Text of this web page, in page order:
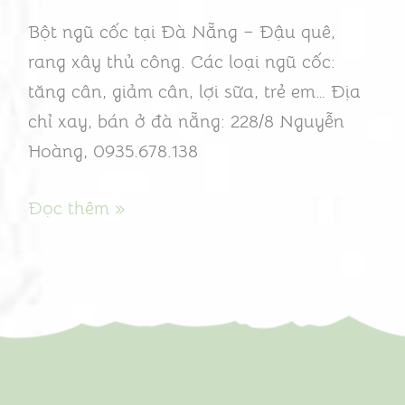
Bột ngũ cốc tại Đà Nẵng – Đậu quê,
rang xây thủ công. Các loại ngũ cốc:
tăng cân, giảm cân, lợi sữa, trẻ em… Địa
chỉ xay, bán ở đà nẵng: 228/8 Nguyễn
Hoàng, 0935.678.138
gầy”
Đọc thêm »